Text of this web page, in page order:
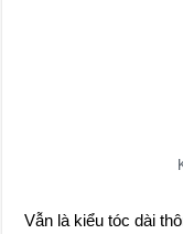
Vẫn là kiểu tóc dài